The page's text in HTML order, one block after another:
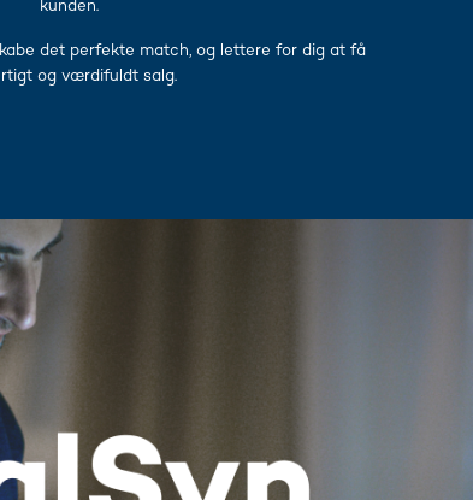
kunden.
det perfekte match, og lettere for dig at få
og værdifuldt salg.